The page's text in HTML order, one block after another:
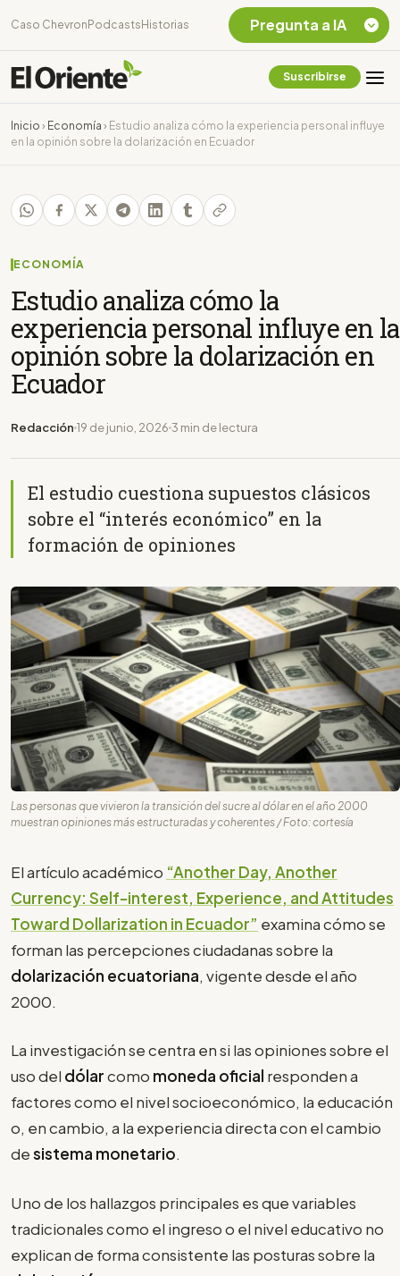
Caso Chevron Podcasts Historias
Suscribirse
Inicio › Economía › Estudio analiza cómo la experiencia personal influye
en la opinión sobre la dolarización en Ecuador
ECONOMÍA
Estudio analiza cómo la
experiencia personal influye en la
opinión sobre la dolarización en
Ecuador
Redacción 19 de junio, 2026 3 min de lectura
El estudio cuestiona supuestos clásicos
sobre el “interés económico” en la
formación de opiniones
Las personas que vivieron la transición del sucre al dólar en el año 2000
muestran opiniones más estructuradas y coherentes / Foto: cortesía
El artículo académico “Another Day, Another
Currency: Self-interest, Experience, and Attitudes
Toward Dollarization in Ecuador” examina cómo se
forman las percepciones ciudadanas sobre la
dolarización ecuatoriana, vigente desde el año
2000.
La investigación se centra en si las opiniones sobre el
uso del dólarcomo moneda oficial responden a
factores como el nivel socioeconómico, la educación
o, en cambio, a la experiencia directa con el cambio
desistema monetario.
Uno de los hallazgos principales es que variables
tradicionales como el ingreso o el nivel educativo no
explican de forma consistente las posturas sobre la
Pregunta a IA
Chevron Ecuador